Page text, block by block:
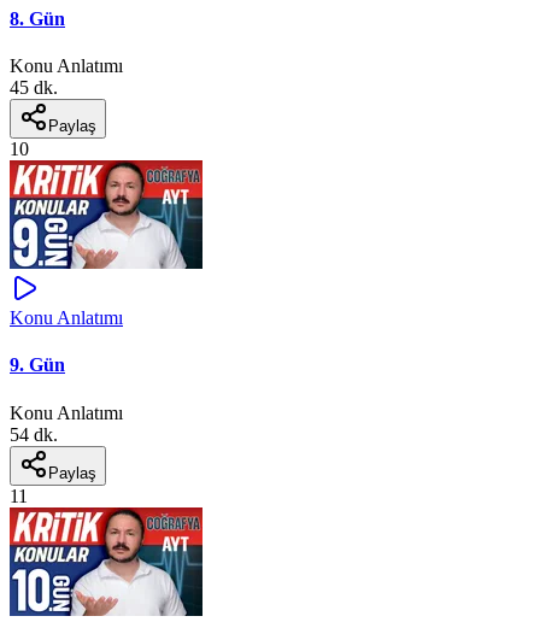
8. Gün
Konu Anlatımı
45 dk.
Paylaş
10
Konu Anlatımı
9. Gün
Konu Anlatımı
54 dk.
Paylaş
11